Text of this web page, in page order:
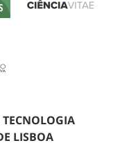
TECNOLOGIA
LISBOA